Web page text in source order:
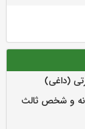
(داغی)
و شخص ثالث